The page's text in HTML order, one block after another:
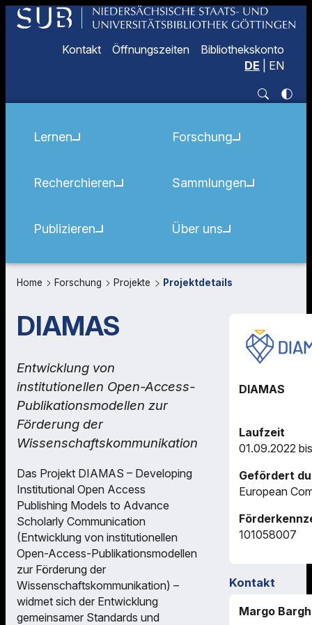
Kontakt Öffnungszeiten
Bibliothekskonto
DE
EN
Lernen
Recherchieren
Publizieren
Forschung
Sammlungen
Über uns
Home Forschung Projekte Projektdetails
DIAMAS
Entwicklung von
institutionellen Open-Access-
Publikationsmodellen zur
Förderung der
Wissenschaftskommunikation
Das Projekt DIAMAS – Developing
Institutional Open Access
Publishing Models to Advance
Scholarly Communication
(Entwicklung von institutionellen
Open-Access-Publikationsmodellen
zur Förderung der
Wissenschaftskommunikation) –
widmet sich der Entwicklung
gemeinsamer Standards und
DIAMAS
Laufzeit
01.09.2022
Gefördert
European
101058007
Kontakt
Margo